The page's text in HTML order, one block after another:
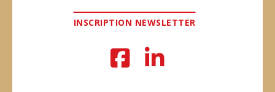
INSCRIPTION NEWSLETTER